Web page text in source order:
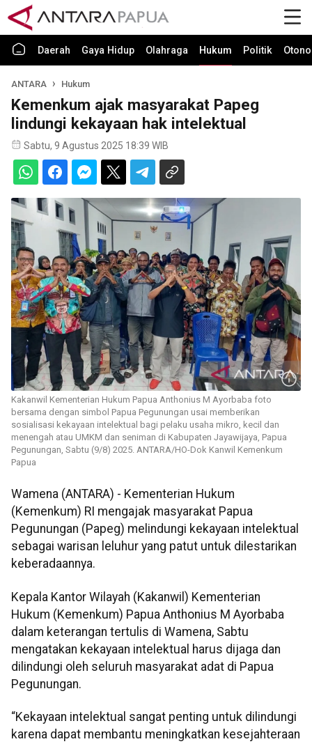
Daerah Gaya Hidup Olahraga Hukum Politik
ANTARA Hukum
Kemenkum ajak masyarakat Papeg
lindungi kekayaan hak intelektual
Sabtu, 9 Agustus 2025 18:39 WIB
Kakanwil Kementerian Hukum Papua Anthonius M Ayorbaba foto
bersama dengan simbol Papua Pegunungan usai memberikan
sosialisasi kekayaan intelektual bagi pelaku usaha mikro, kecil dan
menengah atau UMKM dan seniman di Kabupaten Jayawijaya, Papua
Pegunungan, Sabtu (9/8) 2025. ANTARA/HO-Dok Kanwil Kemenkum
Papua
Wamena (ANTARA) - Kementerian Hukum
(Kemenkum) RI mengajak masyarakat Papua
Pegunungan (Papeg) melindungi kekayaan intelektual
sebagai warisan leluhur yang patut untuk dilestarikan
keberadaannya.
Kepala Kantor Wilayah (Kakanwil) Kementerian
Hukum (Kemenkum) Papua Anthonius M Ayorbaba
dalam keterangan tertulis di Wamena, Sabtu
mengatakan kekayaan intelektual harus dijaga dan
dilindungi oleh seluruh masyarakat adat di Papua
Pegunungan.
“Kekayaan intelektual sangat penting untuk dilindungi
karena dapat membantu meningkatkan kesejahteraan